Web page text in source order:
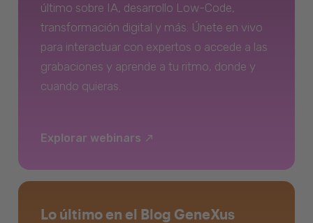
último sobre IA, desarrollo Low-Code,
transformación digital y más. Únete en vivo
para interactuar con expertos o accede a las
grabaciones y aprende a tu ritmo, donde y
cuando quieras.
Explorar webinars
Lo último en el Blog GeneXus